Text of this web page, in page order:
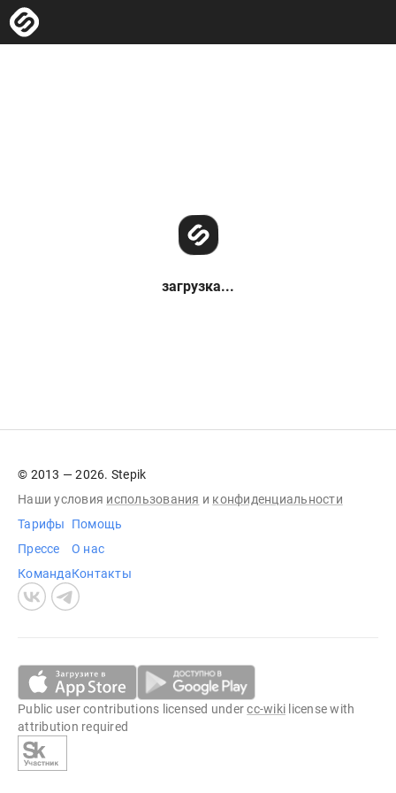
загрузка...
© 2013 — 2026. Stepik
Наши условия использования и конфиденциальности
Тарифы
Прессе
Команда
Помощь
О нас
Контакты
Public user contributions licensed undercc-wiki license with
attribution required